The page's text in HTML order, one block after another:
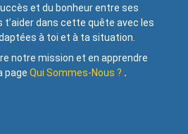
et du bonheur entre ses
t’aider dans cette quête avec les
à toi et à ta situation.
notre mission et en apprendre
page Qui Sommes-Nous ? .